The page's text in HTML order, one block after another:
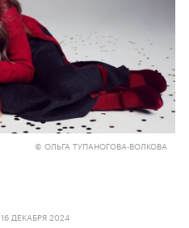
© ОЛЬГА ТУПАНОГОВА-ВОЛКОВА
16 ДЕКАБРЯ 2024